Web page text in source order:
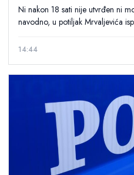
Ni nakon 18 sati nije utvrđen ni
navodno, u potiljak Mrvaljevića
14:44